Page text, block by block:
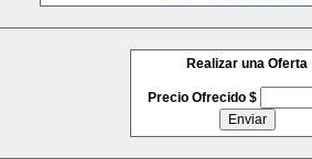
Realizar una Oferta
Precio Ofrecido $